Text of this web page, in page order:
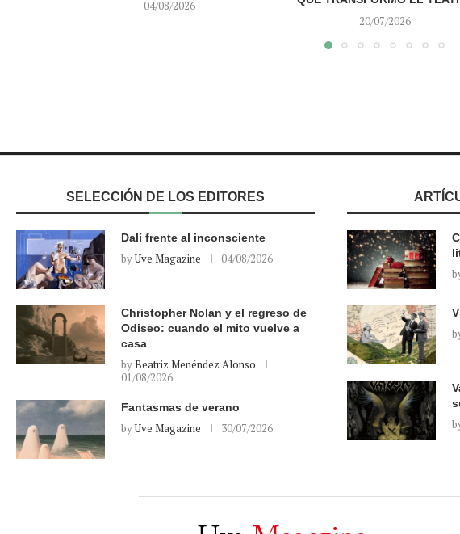
04/08/2026
20/07/2026
SELECCIÓN DE LOS EDITORES
Dalí frente al inconsciente
byUve Magazine 04/08/2026
Christopher Nolan y el regreso de
Odiseo: cuando el mito vuelve a
casa
byBeatriz Menéndez Alonso
01/08/2026
Fantasmas de verano
byUve Magazine 30/07/2026